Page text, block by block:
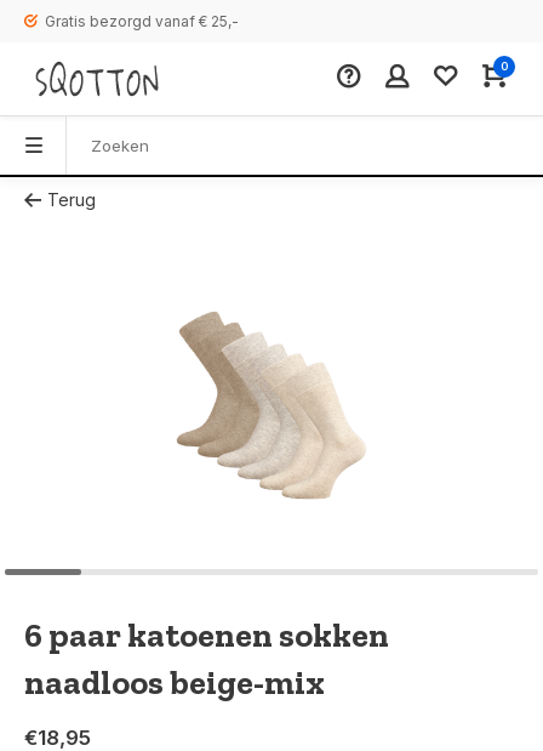
Gratis bezorgd vanaf € 25,-
0
Terug
6 paar katoenen sokken
naadloos beige-mix
€18,95